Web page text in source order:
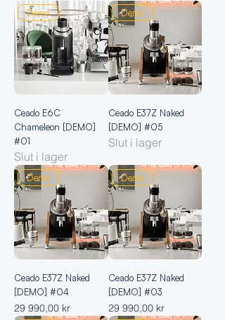
Demo
Ceado E6C
Chameleon [DEMO]
#01
Slut i lager
Demo
Ceado E37Z Naked
[DEMO] #05
Slut i lager
Demo
Ceado E37Z Naked
[DEMO] #04
Pris
29 990,00 kr
Demo
Ceado E37Z Naked
[DEMO] #03
Pris
29 990,00 kr